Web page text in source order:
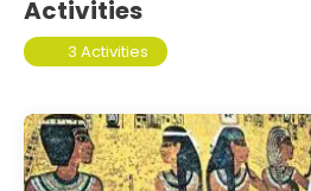
Activities
3 Activities